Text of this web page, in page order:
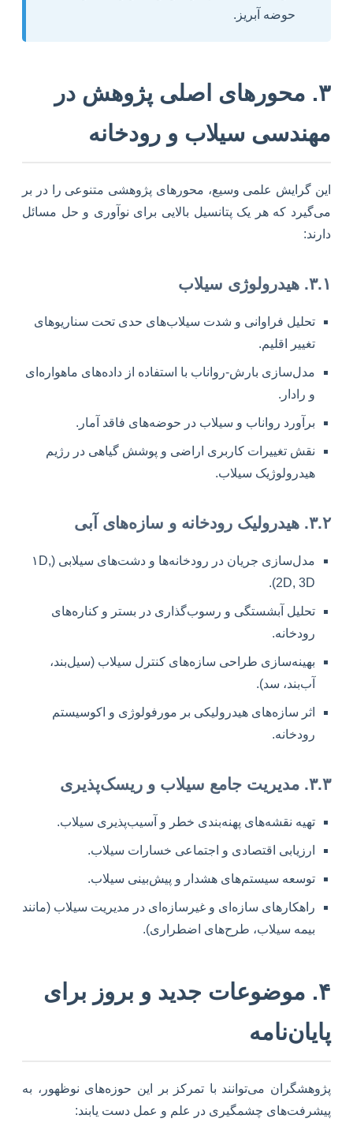
حوضه آبریز.
۳. محورهای اصلی پژوهش در
مهندسی سیلاب و رودخانه
این گرایش علمی وسیع، محورهای پژوهشی متنوعی را در بر
می‌گیرد که هر یک پتانسیل بالایی برای نوآوری و حل مسائل
دارند:
۳.۱. هیدرولوژی سیلاب
تحلیل فراوانی و شدت سیلاب‌های حدی تحت سناریوهای
تغییر اقلیم.
مدل‌سازی بارش-رواناب با استفاده از داده‌های ماهواره‌ای
و رادار.
برآورد رواناب و سیلاب در حوضه‌های فاقد آمار.
نقش تغییرات کاربری اراضی و پوشش گیاهی در رژیم
هیدرولوژیک سیلاب.
۳.۲. هیدرولیک رودخانه و سازه‌های آبی
مدل‌سازی جریان در رودخانه‌ها و دشت‌های سیلابی (۱D,
2D, 3D).
تحلیل آبشستگی و رسوب‌گذاری در بستر و کناره‌های
رودخانه.
بهینه‌سازی طراحی سازه‌های کنترل سیلاب (سیل‌بند،
آب‌بند، سد).
اثر سازه‌های هیدرولیکی بر مورفولوژی و اکوسیستم
رودخانه.
۳.۳. مدیریت جامع سیلاب و ریسک‌پذیری
تهیه نقشه‌های پهنه‌بندی خطر و آسیب‌پذیری سیلاب.
ارزیابی اقتصادی و اجتماعی خسارات سیلاب.
توسعه سیستم‌های هشدار و پیش‌بینی سیلاب.
راهکارهای سازه‌ای و غیرسازه‌ای در مدیریت سیلاب (مانند
بیمه سیلاب، طرح‌های اضطراری).
۴. موضوعات جدید و بروز برای
پایان‌نامه
پژوهشگران می‌توانند با تمرکز بر این حوزه‌های نوظهور، به
پیشرفت‌های چشمگیری در علم و عمل دست یابند: